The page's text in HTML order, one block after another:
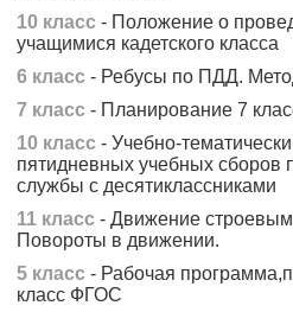
10 класс - Положение о
учащимися кадетского класса
6 класс - Ребусы по ПДД.
7 класс - Планирование 7
10 класс - Учебно-
пятидневных учебных сборов
службы с десятиклассниками
11 класс - Движение
Повороты в движении.
5 класс - Рабочая
класс ФГОС